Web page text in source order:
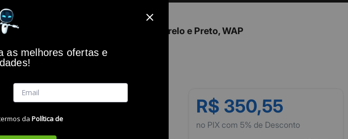
R$ 350,55
no PIX com 5% de Desconto
Pó e Água GTW 10, 220V, 1400W, Amarelo e Preto, WAP
por:Miranda
PRODUTO
as melhores ofertas e
da Política de